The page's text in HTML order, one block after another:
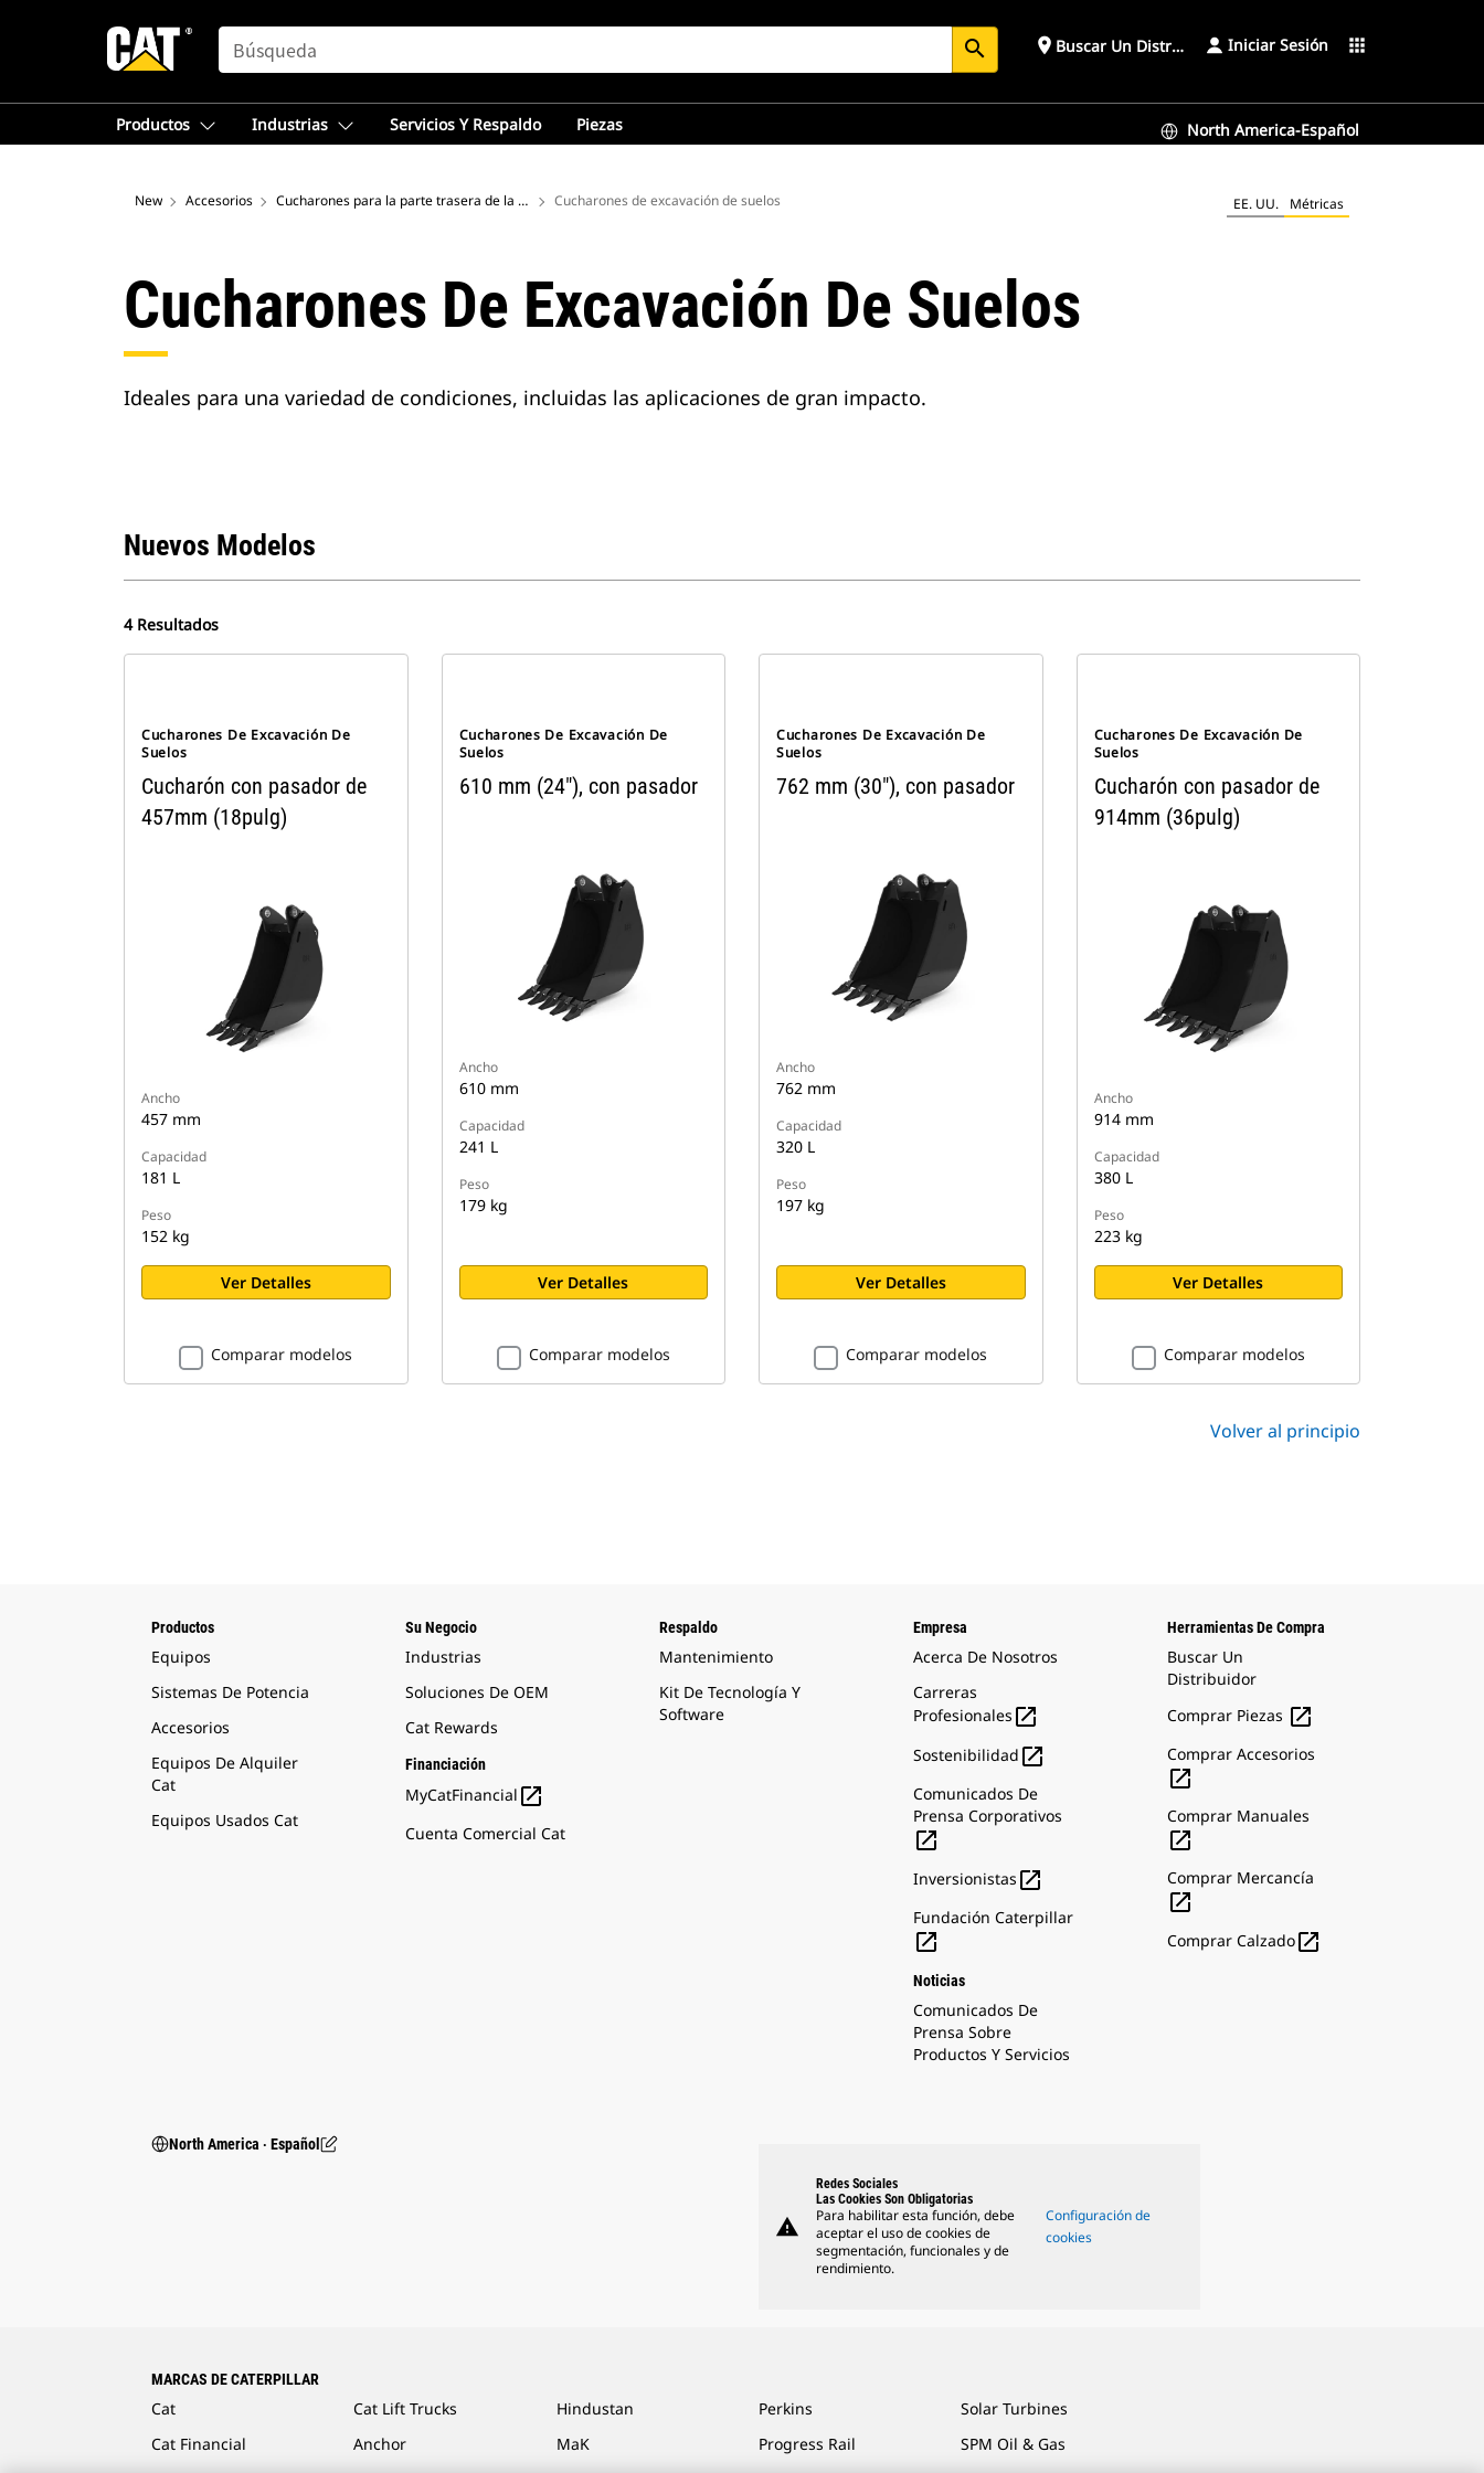
SEARCH search place Buscar Un Distribuidor Iniciar Sesión apps
Productos Industrias Servicios Y Respaldo Piezas North America-Español
New Accesorios Cucharones para la parte trasera de la retroexcavadora Cucharones de excavación de suelos EE. UU. Métricas
Cucharones De Excavación De Suelos
Ideales para una variedad de condiciones, incluidas las aplicaciones de gran impacto.
Nuevos Modelos
4 Resultados
Cucharones De Excavación De
Suelos
Cucharón con pasador de
457mm (18pulg)
Ancho
457 mm
Capacidad
181 L
Peso
152 kg
Ver Detalles
Comparar modelos
Cucharones De Excavación De
Suelos
610 mm (24"), con pasador
Ancho
610 mm
Capacidad
241 L
Peso
179 kg
Ver Detalles
Comparar modelos
Cucharones De Excavación De
Suelos
762 mm (30"), con pasador
Ancho
762 mm
Capacidad
320 L
Peso
197 kg
Ver Detalles
Comparar modelos
Cucharones De Excavación De
Suelos
Cucharón con pasador de
914mm (36pulg)
Ancho
914 mm
Capacidad
380 L
Peso
223 kg
Ver Detalles
Comparar modelos
Volver al principio
Productos
Equipos
Sistemas De Potencia
Accesorios
Equipos De Alquiler
Cat
Equipos Usados Cat
Su Negocio
Industrias
Soluciones De OEM
Cat Rewards
Financiación
MyCatFinancial 
Cuenta Comercial Cat
Respaldo
Mantenimiento
Kit De Tecnología Y
Software
Empresa
Acerca De Nosotros
Carreras
Profesionales 
Sostenibilidad 
Comunicados De
Prensa Corporativos

Inversionistas 
Fundación Caterpillar

Noticias
Comunicados De
Prensa Sobre
Productos Y Servicios
Herramientas De Compra
Buscar Un
Distribuidor
Comprar Piezas 
Comprar Accesorios

Comprar Manuales

Comprar Mercancía

Comprar Calzado
North America ‧ Español
warning
Redes Sociales
Las Cookies Son Obligatorias
Para habilitar esta función, debe
aceptar el uso de cookies de
segmentación, funcionales y de
rendimiento.
Configuración de
cookies
MARCAS DE CATERPILLAR
Cat
Cat Financial
Cat Lift Trucks
Anchor
Hindustan
MaK
Perkins
Progress Rail
Solar Turbines
SPM Oil & Gas